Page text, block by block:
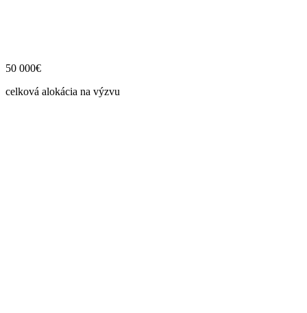
50 000€
celková alokácia na výzvu